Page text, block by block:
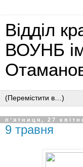
Відділ
ВОУНБ
пʼятниця, 27
9 травня